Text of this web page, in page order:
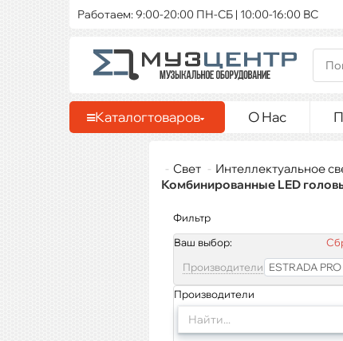
Работаем: 9:00-20:00 ПН-СБ | 10:00-16:00 ВС
Каталогтоваров О Нас
Свет Интеллектуальное
Комбинированные LED
Фильтр
Ваш выбор:
Производители ESTRADA PRO
Производители